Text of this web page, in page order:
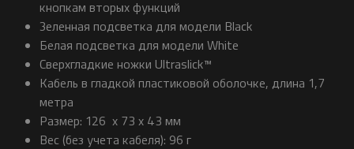
кнопкам вторых функций
Зеленная подсветка для модели Black
Белая подсветка для модели White
Сверхгладкие ножки Ultraslick™
Кабель в гладкой пластиковой оболочке, длина 1,7
метра
Размер: 126 x 73 x 43 мм
Вес (без учета кабеля): 96 г